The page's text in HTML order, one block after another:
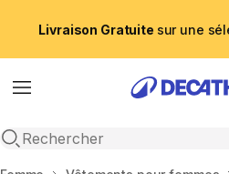
Livraison Gratuite sur une
Menu
Recherche ouverte